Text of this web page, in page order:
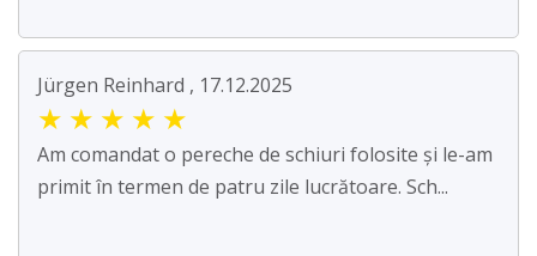
Jürgen Reinhard , 17.12.2025
★ ★ ★ ★ ★
Am comandat o pereche de schiuri folosite și le-am
primit în termen de patru zile lucrătoare. Sch...